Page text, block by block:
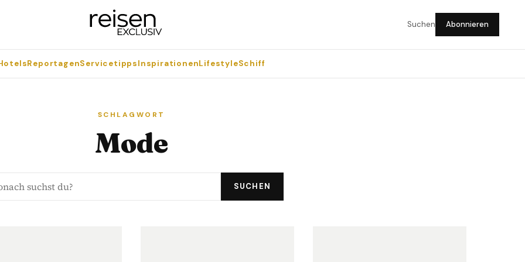
Suchen Abonnieren
ReportagenServicetippsInspirationenLifestyleSchiff
SCHLAGWORT
Mode
SUCHEN